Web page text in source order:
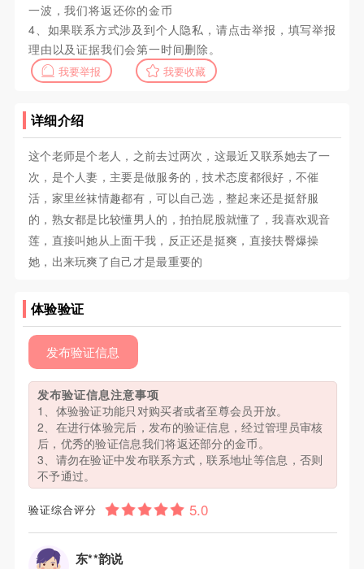
一波，我们将返还你的金币
4、如果联系方式涉及到个人隐私，请点击举报，填写举报
理由以及证据我们会第一时间删除。
我要举报 我要收藏
详细介绍
这个老师是个老人，之前去过两次，这最近又联系她去了一
次，是个人妻，主要是做服务的，技术态度都很好，不催
活，家里丝袜情趣都有，可以自己选，整起来还是挺舒服
的，熟女都是比较懂男人的，拍拍屁股就懂了，我喜欢观音
莲，直接叫她从上面干我，反正还是挺爽，直接扶臀爆操
她，出来玩爽了自己才是最重要的
体验验证
发布验证信息
发布验证信息注意事项
1、体验验证功能只对购买者或者至尊会员开放。
2、在进行体验完后，发布的验证信息，经过管理员审核
后，优秀的验证信息我们将返还部分的金币。
3、请勿在验证中发布联系方式，联系地址等信息，否则
不予通过。
验证综合评分
东**韵说